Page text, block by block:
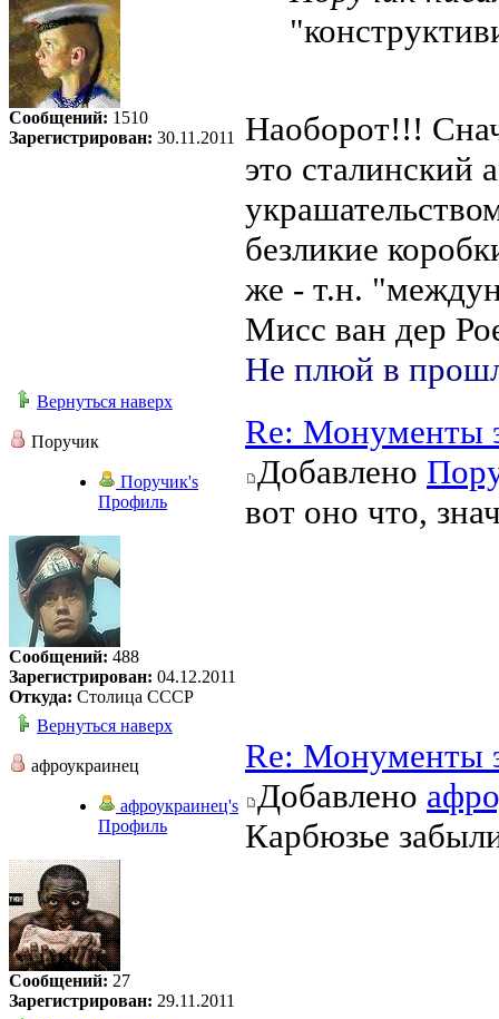
Сообщений: 1510
Зарегистрирован: 30.11.2011
Наоборот!!!
это сталинский
безликие
же - т.н.
Мисс ван дер
Не плюй в
Вернуться наверх
Поручик
Поручик's
Профиль
Сообщений: 488
Зарегистрирован: 04.12.2011
Откуда: Столица СССР
Re: Монументы
Добавлено
вот оно что,
Вернуться наверх
афроукраинец
афроукраинец's
Профиль
Сообщений: 27
Зарегистрирован: 29.11.2011
Re: Монументы
Добавлено
Карбюзье